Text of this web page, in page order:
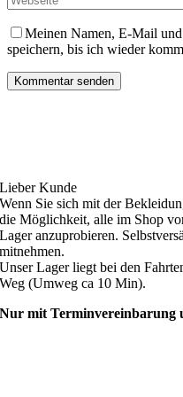
Meinen Namen, E-Mail
speichern, bis ich wieder
Lieber Kunde
Wenn Sie sich mit der
die Möglichkeit, alle im Shop
Lager anzuprobieren.
mitnehmen.
Unser Lager liegt bei den
Weg (Umweg ca 10 Min).
Nur mit Terminvereinbarung